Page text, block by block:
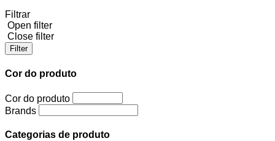
Filtrar
Open filter
Close filter
Filter
Cor do produto
Cor do produto
Brands
Categorias de produto